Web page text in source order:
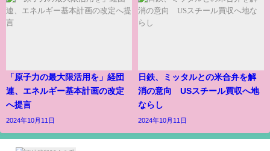
「原子力の最大限活用を」経団
連、エネルギー基本計画の改定
へ提言
2024年10月11日
日鉄、ミッタルとの米合弁を解
消の意向 USスチール買収へ地
ならし
2024年10月11日